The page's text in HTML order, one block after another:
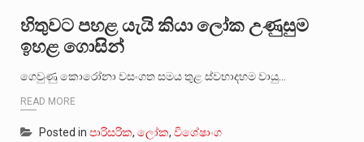
හිතුවට පහළ යැයි කියා ලෝක උණුසුම
ඉහළ ගොසින්
ගෙවුණු කොරෝනා වසංගත සමය තුළ ස්වභාදහම වායු…
READ MORE
Posted in පාරිසරික, ලෝක, විශේෂාංග